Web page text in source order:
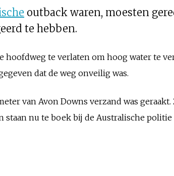
outback waren, moesten
te hebben.
hoofdweg te verlaten om hoog water te
dat de weg onveilig was.
van Avon Downs verzand was geraakt.
nu te boek bij de Australische politie